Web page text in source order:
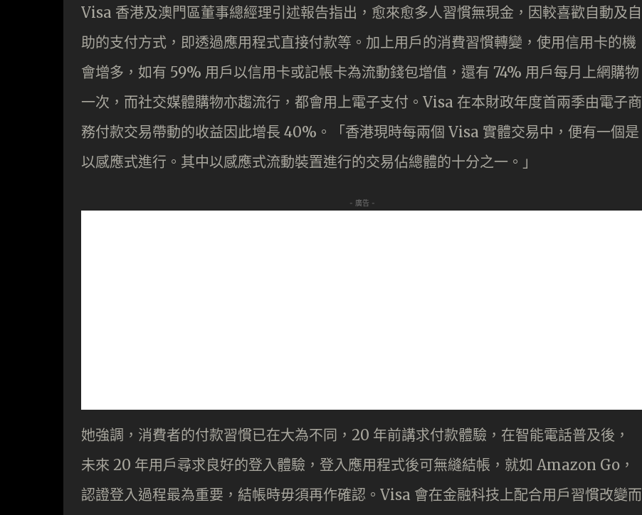
Visa 香港及澳門區董事總經理引述報告指出，愈來愈多人習慣無現金，因較喜歡自動及自
助的支付方式，即透過應用程式直接付款等。加上用戶的消費習慣轉變，使用信用卡的機
會增多，如有 59% 用戶以信用卡或記帳卡為流動錢包增值，還有 74% 用戶每月上網購物
一次，而社交媒體購物亦趨流行，都會用上電子支付。Visa 在本財政年度首兩季由電子商
務付款交易帶動的收益因此增長 40%。「香港現時每兩個 Visa 實體交易中，便有一個是
以感應式進行。其中以感應式流動裝置進行的交易佔總體的十分之一。」
- 廣告 -
她強調，消費者的付款習慣已在大為不同，20 年前講求付款體驗，在智能電話普及後，
未來 20 年用戶尋求良好的登入體驗，登入應用程式後可無縫結帳，就如 Amazon Go，
認證登入過程最為重要，結帳時毋須再作確認。Visa 會在金融科技上配合用戶習慣改變而